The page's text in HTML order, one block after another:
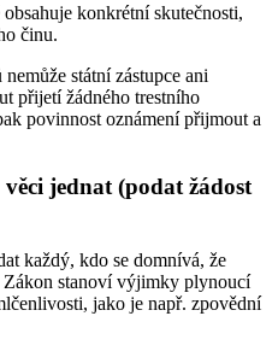
konkrétní skutečnosti,
činu.
státní zástupce ani
přijetí žádného trestního
povinnost oznámení přijmout a
jednat (podat žádost
každý, kdo se domnívá, že
Zákon stanoví výjimky plynoucí
jako je např. zpovědní